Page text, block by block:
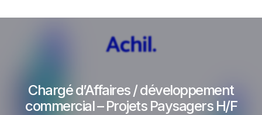
Chargé d’Affaires / développement
commercial – Projets Paysagers H/F